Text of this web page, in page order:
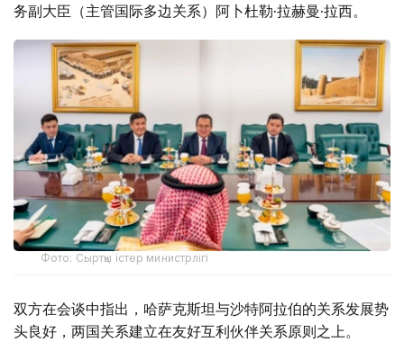
务副大臣（主管国际多边关系）阿卜杜勒·拉赫曼·拉西。
Фото: Сыртқы істер министрлігі
双方在会谈中指出，哈萨克斯坦与沙特阿拉伯的关系发展势
头良好，两国关系建立在友好互利伙伴关系原则之上。